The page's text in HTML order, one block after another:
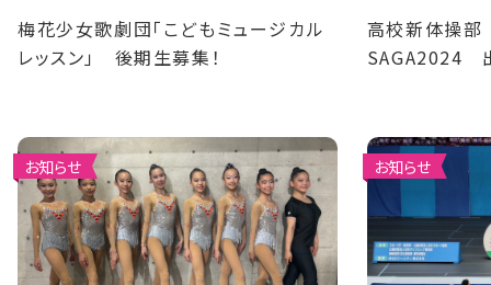
梅花少女歌劇団「こどもミュージカル
レッスン」 後期生募集！
高校新体操
SAGA2024
お知らせ お知らせ